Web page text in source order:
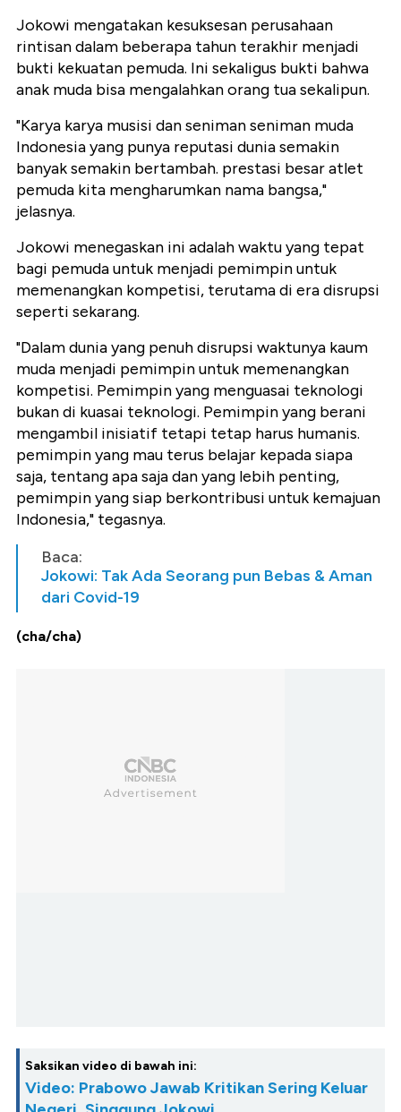
Jokowi mengatakan kesuksesan perusahaan
rintisan dalam beberapa tahun terakhir menjadi
bukti kekuatan pemuda. Ini sekaligus bukti bahwa
anak muda bisa mengalahkan orang tua sekalipun.
"Karya karya musisi dan seniman seniman muda
Indonesia yang punya reputasi dunia semakin
banyak semakin bertambah. prestasi besar atlet
pemuda kita mengharumkan nama bangsa,"
jelasnya.
Jokowi menegaskan ini adalah waktu yang tepat
bagi pemuda untuk menjadi pemimpin untuk
memenangkan kompetisi, terutama di era disrupsi
seperti sekarang.
"Dalam dunia yang penuh disrupsi waktunya kaum
muda menjadi pemimpin untuk memenangkan
kompetisi. Pemimpin yang menguasai teknologi
bukan di kuasai teknologi. Pemimpin yang berani
mengambil inisiatif tetapi tetap harus humanis.
pemimpin yang mau terus belajar kepada siapa
saja, tentang apa saja dan yang lebih penting,
pemimpin yang siap berkontribusi untuk kemajuan
Indonesia," tegasnya.
Baca:
Jokowi: Tak Ada Seorang pun Bebas & Aman
dari Covid-19
(cha/cha)
Saksikan video di bawah ini:
Video: Prabowo Jawab Kritikan Sering Keluar